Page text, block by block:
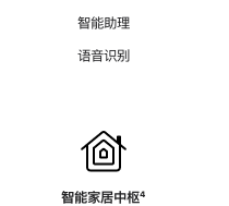
智能助理
语音识别
智能家居中枢脚
⁴